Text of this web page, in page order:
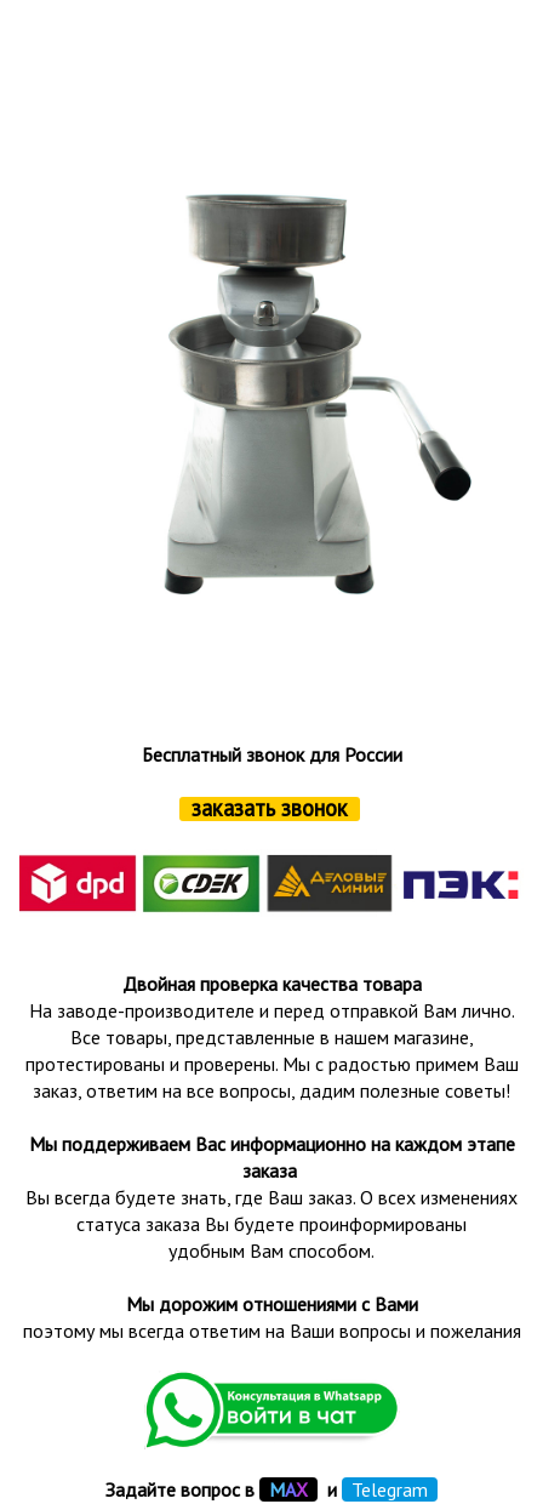
Бесплатный звонок для России
заказать звонок
Двойная проверка качества товара
На заводе-производителе и перед отправкой Вам лично.
Все товары, представленные в нашем магазине,
протестированы и проверены. Мы с радостью примем Ваш
заказ, ответим на все вопросы, дадим полезные советы!
Мы поддерживаем Вас информационно на каждом этапе
заказа
Вы всегда будете знать, где Ваш заказ. О всех изменениях
статуса заказа Вы будете проинформированы
удобным Вам способом.
Мы дорожим отношениями с Вами
поэтому мы всегда ответим на Ваши вопросы и пожелания
Задайте вопрос в МАХ и Telegram